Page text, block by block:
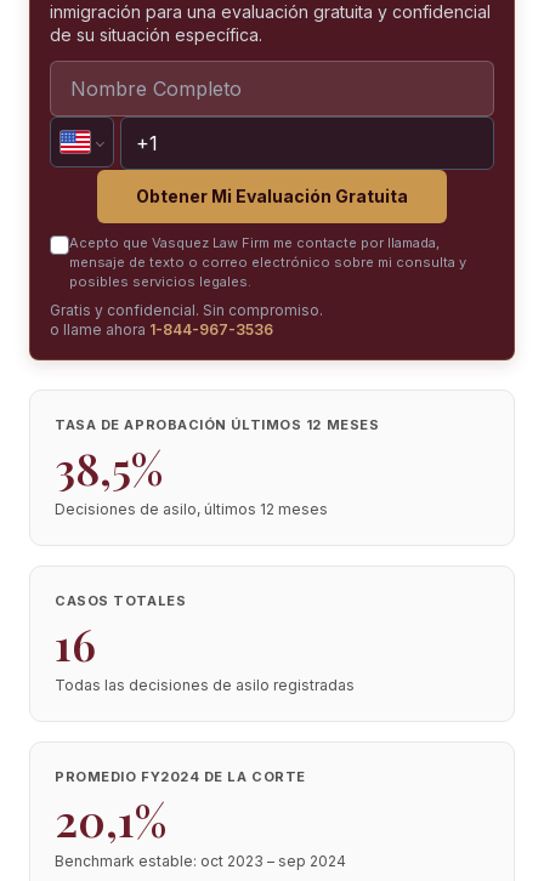
inmigración para una evaluación gratuita y confidencial
de su situación específica.
Obtener Mi Evaluación Gratuita
Acepto que Vasquez Law Firm me contacte por llamada,
mensaje de texto o correo electrónico sobre mi consulta y
posibles servicios legales.
Gratis y confidencial. Sin compromiso.
o llame ahora 1-844-967-3536
TASA DE APROBACIÓN ÚLTIMOS 12 MESES
38,5%
Decisiones de asilo, últimos 12 meses
CASOS TOTALES
16
Todas las decisiones de asilo registradas
PROMEDIO FY2024 DE LA CORTE
20,1%
Benchmark estable: oct 2023 – sep 2024